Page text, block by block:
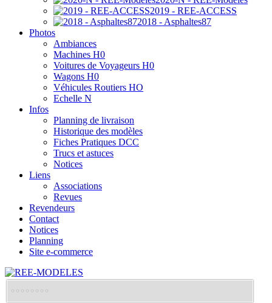
2019 - REE-ACCESS
2018 - Asphaltes87
Photos
Ambiances
Machines H0
Voitures de Voyageurs H0
Wagons H0
Véhicules Routiers HO
Echelle N
Infos
Planning de livraison
Historique des modèles
Fiches Pratiques DCC
Trucs et astuces
Notices
Liens
Associations
Revues
Revendeurs
Contact
Notices
Planning
Site e-commerce